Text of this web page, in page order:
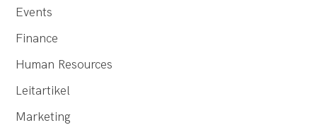
Events
Finance
Human Resources
Leitartikel
Marketing